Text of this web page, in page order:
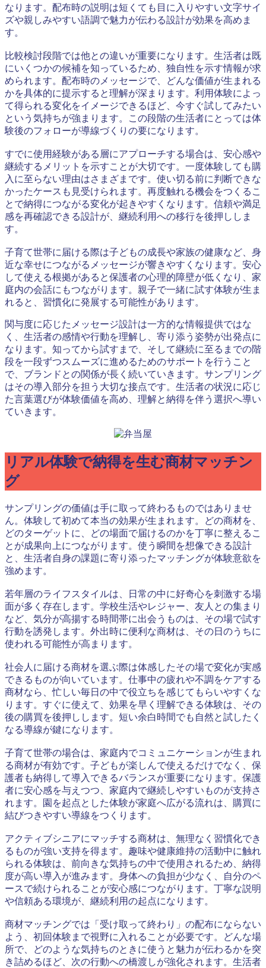
なります。配布時の説明は短くても目に入りやすい文字サイ
ズや親しみやすい語調で魅力が伝わる設計が効果を高めま
す。
比較検討段階では他との違いが重要になります。生活者は既
にいくつかの候補を知っているため、独自性を示す情報が求
められます。配布時のメッセージで、どんな価値が生まれる
かを具体的に提示すると理解が深まります。利用体験によっ
て得られる変化をイメージできるほど、今すぐ試してみたい
という気持ちが強まります。この段階の生活者にとっては体
験後のフォローが導線づくりの要になります。
すでに使用経験がある層にアプローチする場合は、安心感や
継続するメリットを示すことが大切です。一度体験しても購
入に至らない理由はさまざまです。使い切る前に判断できな
かったケースも見受けられます。再度触れる機会をつくるこ
とで納得につながる変化が起きやすくなります。信頼や満足
感を再確認できる設計が、継続利用への移行を後押ししま
す。
子育て世帯に届ける際は子どもの成長や家族の健康など、身
近な幸せにつながるメッセージが響きやすくなります。安心
して使える根拠があると保護者の心理的障壁が低くなり、家
庭内の会話にもつながります。親子で一緒に試す体験が生ま
れると、習慣化に発展する可能性があります。
関与度に応じたメッセージ設計は一方的な情報提供ではな
く、生活者の感情や行動を理解し、寄り添う姿勢が出発点に
なります。知ってから試すまで、そして継続に至るまでの階
段を一段ずつスムーズに進めるためのサポートを行うこと
で、ブランドとの関係が長く続いていきます。サンプリング
はその導入部分を担う大切な接点です。生活者の状況に応じ
た言葉選びが体験価値を高め、理解と納得を伴う選択へ導い
ていきます。
リアル体験で納得を生む商材マッチン
グ
サンプリングの価値は手に取って終わるものではありませ
ん。体験して初めて本当の効果が生まれます。どの商材を、
どのターゲットに、どの場面で届けるのかを丁寧に整えるこ
とが成果向上につながります。使う瞬間を想像できる設計
と、生活者自身の課題に寄り添ったマッチングが体験意欲を
強めます。
若年層のライフスタイルは、日常の中に好奇心を刺激する場
面が多く存在します。学校生活やレジャー、友人との集まり
など、気分が高揚する時間帯に出会うものは、その場で試す
行動を誘発します。外出時に便利な商材は、その日のうちに
使われる可能性が高まります。
社会人に届ける商材を選ぶ際は体感したその場で変化が実感
できるものが向いています。仕事中の疲れや不調をケアする
商材なら、忙しい毎日の中で役立ちを感じてもらいやすくな
ります。すぐに使えて、効果を早く理解できる体験は、その
後の購買を後押しします。短い余白時間でも自然と試したく
なる導線が鍵になります。
子育て世帯の場合は、家庭内でコミュニケーションが生まれ
る商材が有効です。子どもが楽しんで使えるだけでなく、保
護者も納得して導入できるバランスが重要になります。保護
者に安心感を与えつつ、家庭内で継続しやすいものが支持さ
れます。園を起点とした体験が家庭へ広がる流れは、購買に
結びつきやすい導線をつくります。
アクティブシニアにマッチする商材は、無理なく習慣化でき
るものが強い支持を得ます。趣味や健康維持の活動中に触れ
られる体験は、前向きな気持ちの中で使用されるため、納得
度が高い導入が進みます。身体への負担が少なく、自分のペ
ースで続けられることが安心感につながります。丁寧な説明
や信頼ある環境が、継続利用の起点になります。
商材マッチングでは「受け取って終わり」の配布にならない
よう、初回体験まで視野に入れることが必要です。どんな場
所で、どのような気持ちのときに使うと魅力が伝わるかを突
き詰めるほど、次の行動への橋渡しが強化されます。生活者